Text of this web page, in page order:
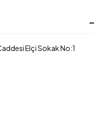
Elçi Sokak No:1